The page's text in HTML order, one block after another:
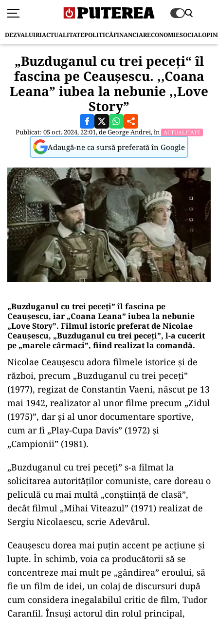
DEZVALUIRIACTUALITATEPOLITICĂFINANCIARECONOMIESOCIAL
„Buzduganul cu trei peceţi“ îl
fascina pe Ceaușescu. ,,Coana
Leana” iubea la nebunie ,,Love
Story”
Publicat: 05 oct. 2024, 22:01, deGeorge Andrei, în ACTUALITATE
Adaugă-ne ca sursă preferată în Google
„Buzduganul cu trei peceți” îl fascina pe
Ceaușescu, iar „Coana Leana” iubea la nebunie
„Love Story”. Filmul istoric preferat de Nicolae
Ceaușescu, „Buzduganul cu trei peceți”, l-a cucerit
pe „marele cârmaci”, fiind realizat la comandă.
Nicolae Ceaușescu adora filmele istorice și de
război, precum „Buzduganul cu trei peceți”
(1977), regizat de Constantin Vaeni, născut pe 13
mai 1942, realizator al unor filme precum „Zidul
(1975)”, dar și al unor documentare sportive,
cum ar fi „Play-Cupa Davis” (1972) și
„Campionii” (1981).
„Buzduganul cu trei peceţi” s-a filmat la
solicitarea autorităților comuniste, care doreau o
peliculă cu mai multă „conştiinţă de clasă”,
decât filmul „Mihai Viteazul” (1971) realizat de
Sergiu Nicolaescu, scrie Adevărul.
Ceaușescu dorea mai puțin accent pe acțiune şi
lupte. În schimb, voia ca producătorii să se
concentreze mai mult pe „gândirea” eroului, să
fie un film de idei, un colaj de discursuri după
cum considera inegalabilul critic de film, Tudor
Caranfil. Însuşi actorul din rolul principal,